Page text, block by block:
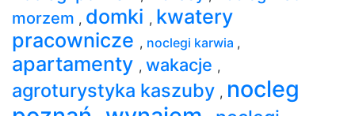
morzem , domki , kwatery
pracownicze , noclegi karwia ,
apartamenty , wakacje ,
agroturystyka kaszuby , nocleg